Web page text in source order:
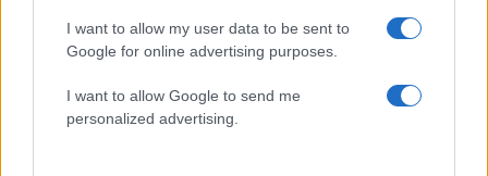
I want to allow my user data to be sent to
Google for online advertising purposes.
I want to allow Google to send me
personalized advertising.